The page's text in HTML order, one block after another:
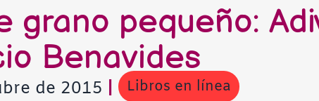
grano pequeño:
Benavides
de 2015 Libros en línea